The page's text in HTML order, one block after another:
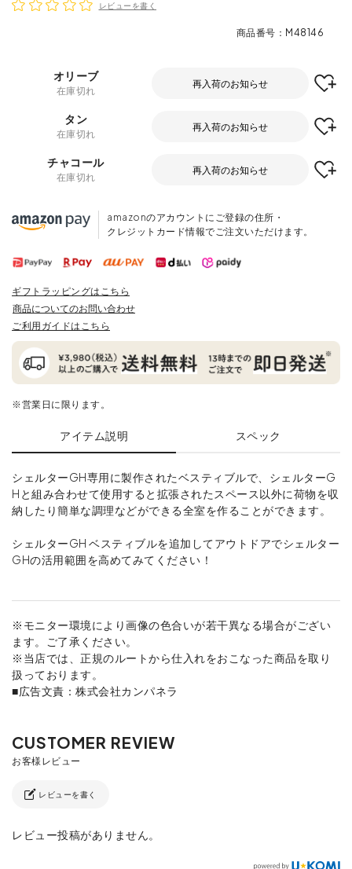
レビューを書く
商品番号 M48146
オリーブ
在庫切れ
再入荷のお知らせ
タン
在庫切れ
再入荷のお知らせ
チャコール
在庫切れ
再入荷のお知らせ
amazonのアカウントにご登録の住所・
クレジットカード情報でご注文いただけます。
ギフトラッピングはこちら
商品についてのお問い合わせ
ご利用ガイドはこちら
※営業日に限ります。
アイテム説明 スペック
シェルターGH専用に製作されたベスティブルで、シェルターG
Hと組み合わせて使用すると拡張されたスペース以外に荷物を収
納したり簡単な調理などができる全室を作ることができます。
シェルターGH ベスティブルを追加してアウトドアでシェルター
GHの活用範囲を高めてみてください！
※モニター環境により画像の色合いが若干異なる場合がござい
ます。ご了承ください。
※当店では、正規のルートから仕入れをおこなった商品を取り
扱っております。
■広告文責：株式会社カンパネラ
レビューを書く
レビュー投稿がありません。